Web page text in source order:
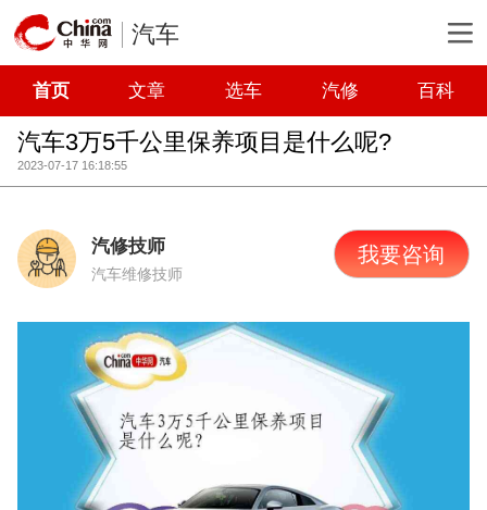
汽车
首页 文章 选车 汽修 百科
汽车3万5千公里保养项目是什么呢?
2023-07-17 16:18:55
汽修技师
汽车维修技师
我要咨询